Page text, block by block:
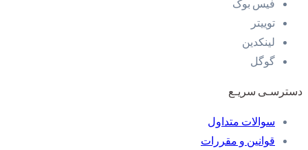
فیس بوک
توییتر
لینکدین
گوگل
دسترسـی سریـع
سوالات متداول
قوانین و مقررات